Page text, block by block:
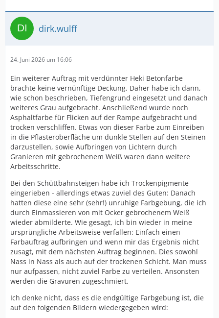
dirk.wulff
24. Juni 2026 um 16:06
Ein weiterer Auftrag mit verdünnter Heki Betonfarbe
brachte keine vernünftige Deckung. Daher habe ich dann,
wie schon beschrieben, Tiefengrund eingesetzt und danach
weiteres Grau aufgebracht. Anschließend wurde noch
Asphaltfarbe für Flicken auf der Rampe aufgebracht und
trocken verschliffen. Etwas von dieser Farbe zum Einreiben
in die Pflasteroberfläche um dunkle Stellen auf den Steinen
darzustellen, sowie Aufbringen von Lichtern durch
Granieren mit gebrochenem Weiß waren dann weitere
Arbeitsschritte.
Bei den Schüttbahnsteigen habe ich Trockenpigmente
eingerieben - allerdings etwas zuviel des Guten: Danach
hatten diese eine sehr (sehr!) unruhige Farbgebung, die ich
durch Einmassieren von mit Ocker gebrochenem Weiß
wieder abmilderte. Wie gesagt, ich bin wieder in meine
ursprüngliche Arbeitsweise verfallen: Einfach einen
Farbauftrag aufbringen und wenn mir das Ergebnis nicht
zusagt, mit dem nächsten Auftrag beginnen. Dies sowohl
Nass in Nass als auch auf der trockenen Schicht. Man muss
nur aufpassen, nicht zuviel Farbe zu verteilen. Ansonsten
werden die Gravuren zugeschmiert.
Ich denke nicht, dass es die endgültige Farbgebung ist, die
auf den folgenden Bildern wiedergegeben wird: